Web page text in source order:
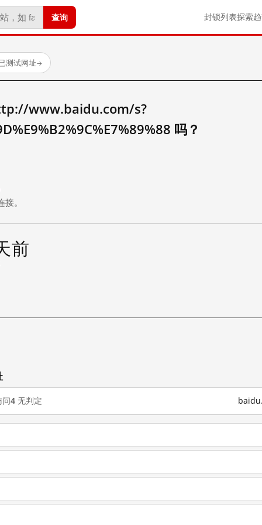
查询 封锁列表探索
测试网址→
www.baidu.com/s?
吗？
。
前
问4 无判定